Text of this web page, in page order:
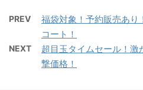
PREV
福袋対象！予約販売あり
コート！
NEXT
超目玉タイムセール！
撃価格！